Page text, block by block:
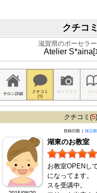
クチコミ
滋賀県のポーセラ
Atelier S*aina[
サロン詳細
クチコミ
(5)
ギャラリー コー
クチコミ(5)
投稿日順 | 採点順
湖東のお教室
お教室OPENし
になってます
スを受講中。